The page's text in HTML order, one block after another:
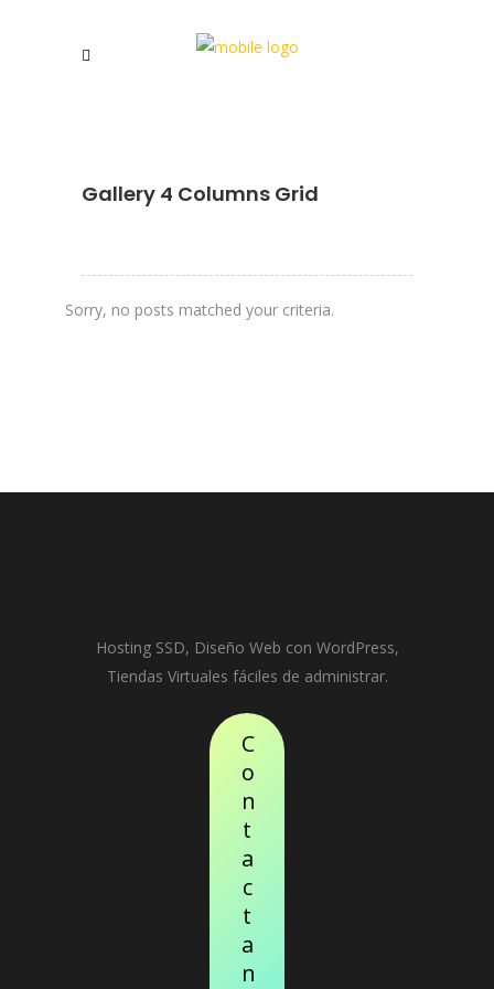
Gallery 4 Columns Grid
Sorry, no posts matched your criteria.
Hosting SSD, Diseño Web con WordPress,
Tiendas Virtuales fáciles de administrar.
C
o
n
t
a
c
t
a
n